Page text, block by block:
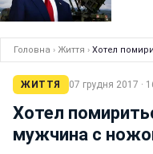
Головна › Життя › Хотел
ЖИТТЯ 07 грудня 2017 ·
Хотел
мужчина с